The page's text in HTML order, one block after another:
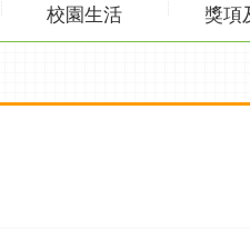
校園生活 獎項